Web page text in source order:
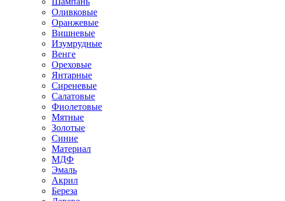
Оливковые
Оранжевые
Вишневые
Изумрудные
Венге
Ореховые
Янтарные
Сиреневые
Салатовые
Фиолетовые
Мятные
Золотые
Синие
Материал
МДФ
Эмаль
Акрил
Береза